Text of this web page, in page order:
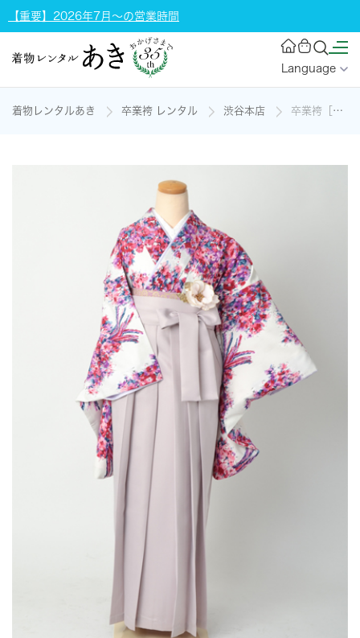
【重要】2026年7月～の営業時間
Language
着物レンタルあき 卒業袴 レンタル 渋谷本店 卒業袴［JILL STUART・白地のフラワーブーケ模様］の着物レンタル